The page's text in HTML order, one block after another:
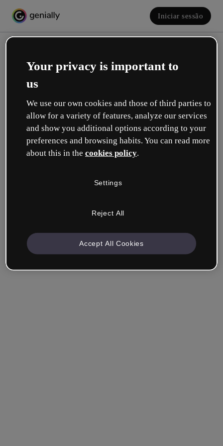
Iniciar sessão
Crie a sua conta! É grátis!
Qual descreve melhor a sua função?
Empresa & Profissionais
outra área.
Your privacy is important to
us
We use our own cookies and those of third parties to
allow for a variety of features, analyze our services
and show you additional options according to your
preferences and browsing habits. You can read more
about this in the cookies policy.
Settings
Reject All
Accept All Cookies